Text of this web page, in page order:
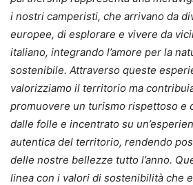
i nostri camperisti, che arrivano da
europee, di esplorare e vivere da
italiano, integrando l’amore per la
sostenibile. Attraverso queste
valorizziamo il territorio ma
promuovere un turismo rispettoso e
dalle folle e incentrato su
autentica del territorio, rendendo
delle nostre bellezze tutto l’anno.
linea con i valori di sostenibilità che